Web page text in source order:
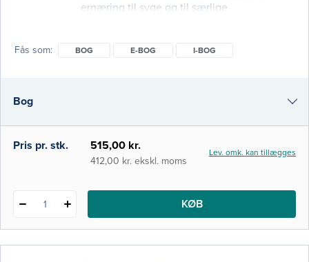
ernæring til syge og til særlige
sygeplejerske, kan du anvende denne bog,
patienternes evne til at spise og drikke,
hvilket kan få alvorlige konsekv
Fås som BOG E-BOG I-BOG
Bog
e-bog
Pris pr. stk. 515,00 kr.
412,00 kr. ekskl. moms
Lev. omk. kan tillægges
1 KØB